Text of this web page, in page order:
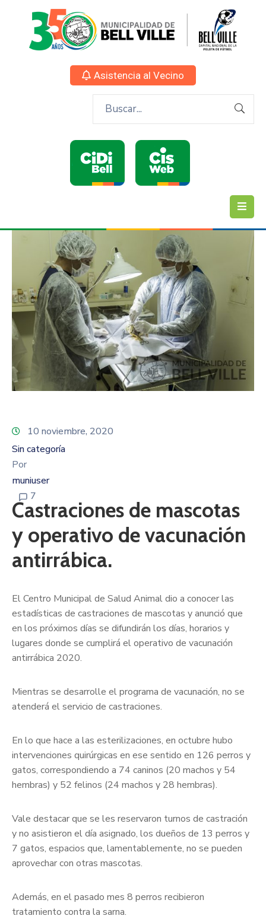
Asistencia al Vecino
10 noviembre, 2020
Sin categoría
Por
muniuser
7
Castraciones de mascotas
y operativo de vacunación
antirrábica.
El Centro Municipal de Salud Animal dio a conocer las
estadísticas de castraciones de mascotas y anunció que
en los próximos días se difundirán los días, horarios y
lugares donde se cumplirá el operativo de vacunación
antirrábica 2020.
Mientras se desarrolle el programa de vacunación, no se
atenderá el servicio de castraciones.
En lo que hace a las esterilizaciones, en octubre hubo
intervenciones quirúrgicas en ese sentido en 126 perros y
gatos, correspondiendo a 74 caninos (20 machos y 54
hembras) y 52 felinos (24 machos y 28 hembras).
Vale destacar que se les reservaron turnos de castración
y no asistieron el día asignado, los dueños de 13 perros y
7 gatos, espacios que, lamentablemente, no se pueden
aprovechar con otras mascotas.
Además, en el pasado mes 8 perros recibieron
tratamiento contra la sarna.